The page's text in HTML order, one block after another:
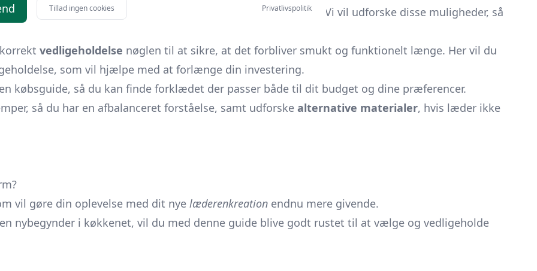
og typeraf læder, hver med deres egne særpræg og fordele. Vi vil udforske disse muligheder, så
vedligeholdelse nøglen til at sikre, at det forbliver smukt og funktionelt længe. Her vil du
som vil hjælpe med at forlænge din investering.
købsguide, så du kan finde forklædet der passer både til dit budget og dine præferencer.
så du har en afbalanceret forståelse, samt udforske alternative materialer, hvis læder ikke
vil gøre din oplevelse med dit nye læderenkreation endnu mere givende.
nybegynder i køkkenet, vil du med denne guide blive godt rustet til at vælge og vedligeholde
Tillad ingen cookies Privatlivspolitik